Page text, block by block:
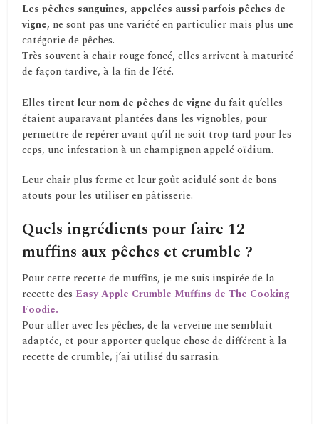
Les pêches sanguines, appelées aussi parfois pêches de
vigne, ne sont pas une variété en particulier mais plus une
catégorie de pêches.
Très souvent à chair rouge foncé, elles arrivent à maturité
de façon tardive, à la fin de l’été.
Elles tirentleur nom de pêches de vignedu fait qu’elles
étaient auparavant plantées dans les vignobles, pour
permettre de repérer avant qu’il ne soit trop tard pour les
ceps, une infestation à un champignon appelé oïdium.
Leur chair plus ferme et leur goût acidulé sont de bons
atouts pour les utiliser en pâtisserie.
Quels ingrédients pour faire 12
muffins aux pêches et crumble ?
Pour cette recette de muffins, je me suis inspirée de la
recette des Easy Apple Crumble Muffins de The Cooking
Foodie.
Pour aller avec les pêches, de la verveine me semblait
adaptée, et pour apporter quelque chose de différent à la
recette de crumble, j’ai utilisé du sarrasin.